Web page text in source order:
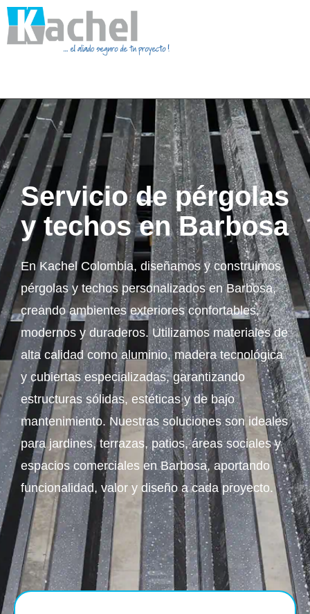
Servicio de pérgolas
y techos en Barbosa
En Kachel Colombia, diseñamos y construimos
pérgolas y techos personalizados en Barbosa,
creando ambientes exteriores confortables,
modernos y duraderos. Utilizamos materiales de
alta calidad como aluminio, madera tecnológica
y cubiertas especializadas, garantizando
estructuras sólidas, estéticas y de bajo
mantenimiento. Nuestras soluciones son ideales
para jardines, terrazas, patios, áreas sociales y
espacios comerciales en Barbosa, aportando
funcionalidad, valor y diseño a cada proyecto.